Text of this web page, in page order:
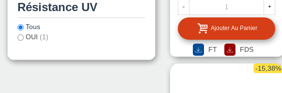
Résistance UV
Tous
OUI (1)
- +
Ajouter Au Panier
FT FDS
-15,38%